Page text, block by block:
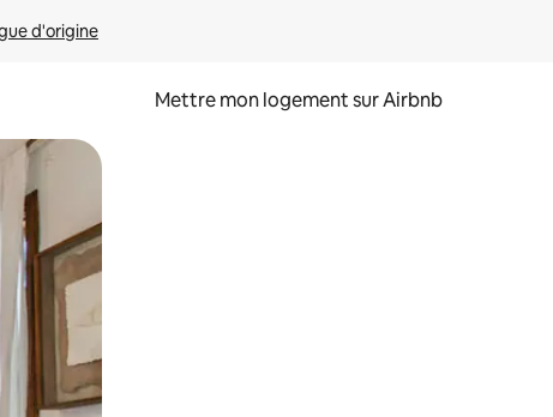
d'origine
Mettre mon logement sur Airbnb